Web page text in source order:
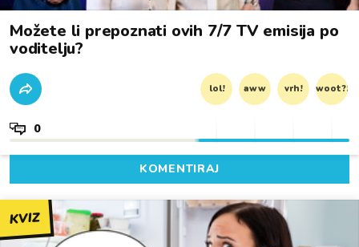
Možete li prepoznati ovih 7/7 TV emisija po
voditelju?
lol! aww vrh! woot?!
0
KOMENTIRAJ
KVIZ